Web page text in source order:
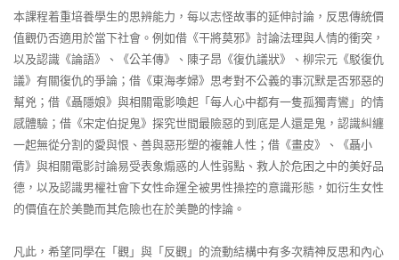
本課程着重培養學生的思辨能力，每以志怪故事的延伸討論，反思傳統價
值觀仍否適用於當下社會。例如借《干將莫邪》討論法理與人情的衝突，
以及認識《論語》、《公羊傳》、陳子昂《復仇議狀》、柳宗元《駁復仇
議》有關復仇的爭論；借《東海孝婦》思考對不公義的事沉默是否邪惡的
幫兇；借《聶隱娘》與相關電影喚起「每人心中都有一隻孤獨青鸞」的情
感體驗；借《宋定伯捉鬼》探究世間最險惡的到底是人還是鬼，認識糾纏
一起無從分割的愛與恨、善與惡形塑的複雜人性；借《畫皮》、《聶小
倩》與相關電影討論易受表象煽惑的人性弱點、救人於危困之中的美好品
德，以及認識男權社會下女性命運全被男性操控的意識形態，如衍生女性
的價值在於美艷而其危險也在於美艷的悖論。
凡此，希望同學在「觀」與「反觀」的流動結構中有多次精神反思和內心